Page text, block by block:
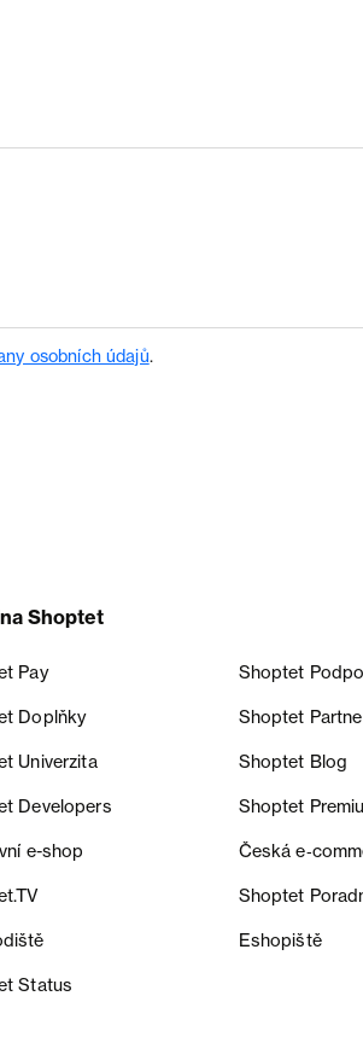
osobních údajů.
Shoptet
Pay Shoptet
Doplňky Shoptet
Univerzita Shoptet Blog
Developers Shoptet
e-shop Česká
Shoptet
Eshopiště
Status